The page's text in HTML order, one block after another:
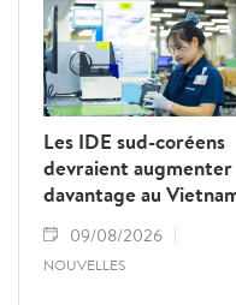
en réseau
approfondir le
global renforcé
Les IDE sud-coréens
devraient augmenter
davantage au
09/08/2026
NOUVELLES